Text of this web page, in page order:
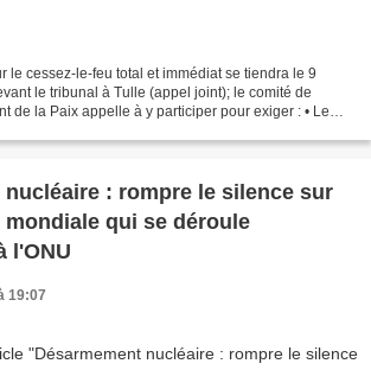
le cessez-le-feu total et immédiat se tiendra le 9
le tribunal à Tulle (appel joint); le comité de
de la Paix appelle à y participer pour exiger : • Le
nucléaire : rompre le silence sur
mondiale qui se déroule
l'ONU
19:07